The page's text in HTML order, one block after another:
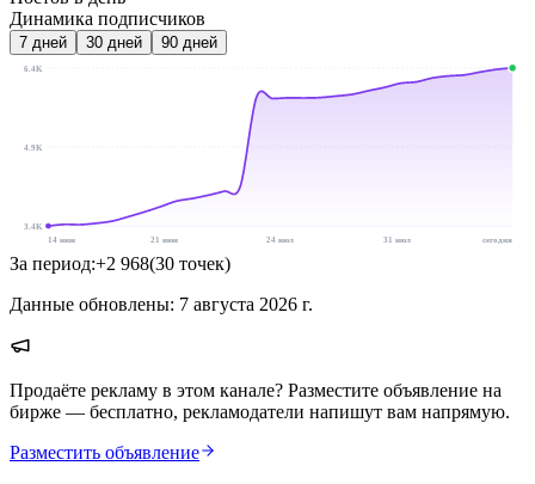
Динамика подписчиков
7 дней 30 дней 90 дней
6.4K
4.9K
3.4K
14 июн
21 июн 24 июл 31 июл сегодня
За период:+2 968(30 точек)
Данные обновлены: 7 августа 2026 г.
Продаёте рекламу в этом канале? Разместите объявление на
бирже — бесплатно, рекламодатели напишут вам напрямую.
Разместить объявление